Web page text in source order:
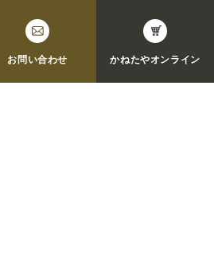
お問い合わせ
かねたやオンライン